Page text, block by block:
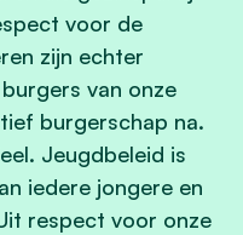
voor de
zijn echter
van onze
burgerschap na.
Jeugdbeleid is
iedere jongere en
respect voor onze